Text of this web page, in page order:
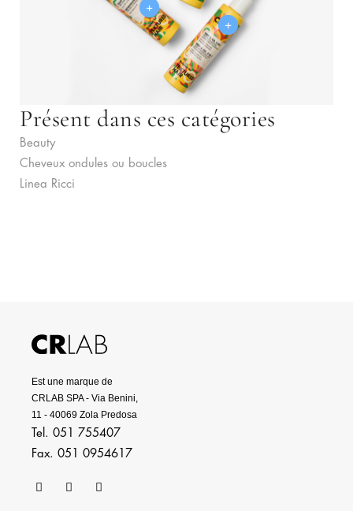
+
+
Présent dans ces catégories
Beauty
Cheveux ondules ou boucles
Linea Ricci
Est une marque de
CRLAB SPA - Via Benini,
11 - 40069 Zola Predosa
Tel. 051 755407
Fax. 051 0954617